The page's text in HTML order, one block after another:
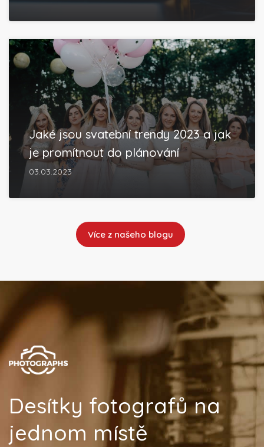
Jaké jsou svatební trendy 2023 a jak
je promítnout do plánování
03.03.2023
Více z našeho blogu
Desítky fotografů na
jednom místě